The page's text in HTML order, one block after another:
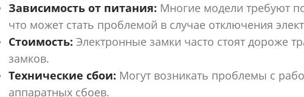
Зависимость от питания: Многие модели требуют
что может стать проблемой в случае отключения
Стоимость: Электронные замки часто стоят дороже
замков.
Технические сбои: Могут возникать проблемы с
аппаратных сбоев.